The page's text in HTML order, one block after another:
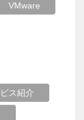
VMware
ス紹介